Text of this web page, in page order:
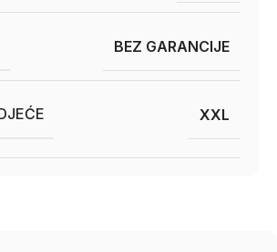
BEZ GARANCIJE
XXL